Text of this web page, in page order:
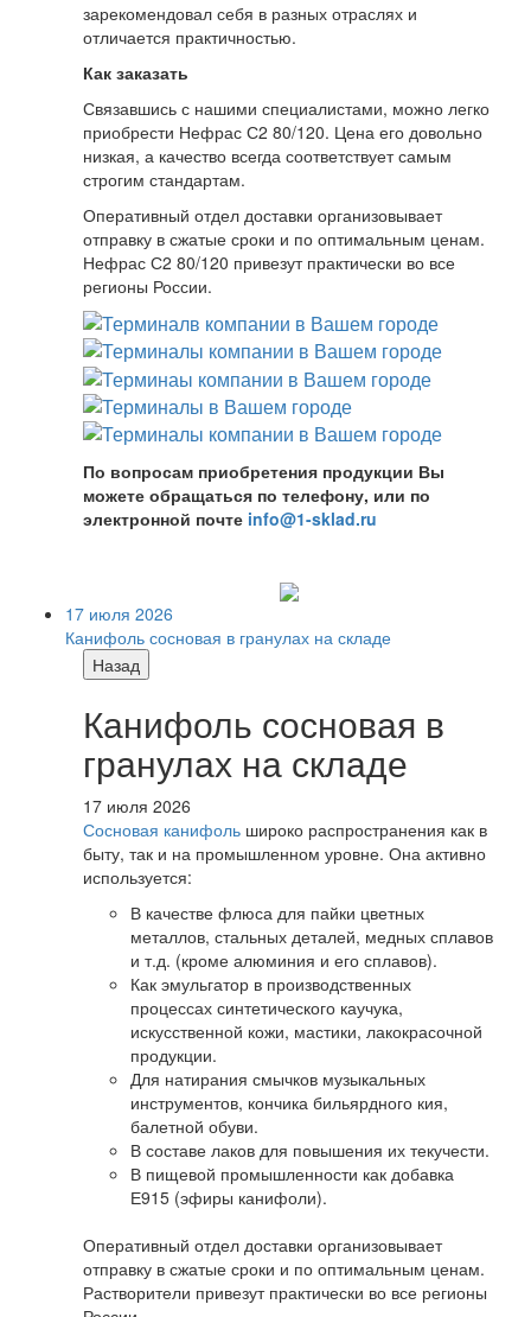
зарекомендовал себя в разных отраслях и
отличается практичностью.
Как заказать
Связавшись с нашими специалистами, можно легко
приобрести Нефрас С2 80/120. Цена его довольно
низкая, а качество всегда соответствует самым
строгим стандартам.
Оперативный отдел доставки организовывает
отправку в сжатые сроки и по оптимальным ценам.
Нефрас С2 80/120 привезут практически во все
регионы России.
По вопросам приобретения продукции Вы
можете обращаться по телефону, или по
электронной почте info@1-sklad.ru
17 июля 2026
Канифоль сосновая в гранулах на складе
Назад
Канифоль сосновая в
гранулах на складе
17 июля 2026
Сосновая канифоль широко распространения как в
быту, так и на промышленном уровне. Она активно
используется:
В качестве флюса для пайки цветных
металлов, стальных деталей, медных сплавов
и т.д. (кроме алюминия и его сплавов).
Как эмульгатор в производственных
процессах синтетического каучука,
искусственной кожи, мастики, лакокрасочной
продукции.
Для натирания смычков музыкальных
инструментов, кончика бильярдного кия,
балетной обуви.
В составе лаков для повышения их текучести.
В пищевой промышленности как добавка
Е915 (эфиры канифоли).
Оперативный отдел доставки организовывает
отправку в сжатые сроки и по оптимальным ценам.
Растворители привезут практически во все регионы